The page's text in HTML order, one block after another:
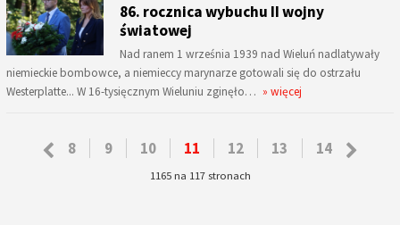
86. rocznica wybuchu II wojny
światowej
Nad ranem 1 września 1939 nad Wieluń nadlatywały
niemieckie bombowce, a niemieccy marynarze gotowali się do ostrzału
Westerplatte... W 16-tysięcznym Wieluniu zginęło… » więcej
8 9 10 11 12 13 14
1165 na 117 stronach